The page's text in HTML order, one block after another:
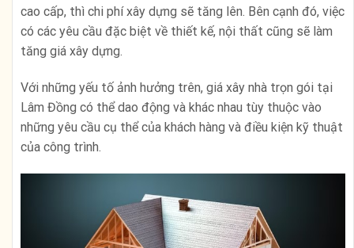
cao cấp, thì chi phí xây dựng sẽ tăng lên. Bên cạnh đó, việc
có các yêu cầu đặc biệt về thiết kế, nội thất cũng sẽ làm
tăng giá xây dựng.
Với những yếu tố ảnh hưởng trên, giá xây nhà trọn gói tại
Lâm Đồng có thể dao động và khác nhau tùy thuộc vào
những yêu cầu cụ thể của khách hàng và điều kiện kỹ thuật
của công trình.